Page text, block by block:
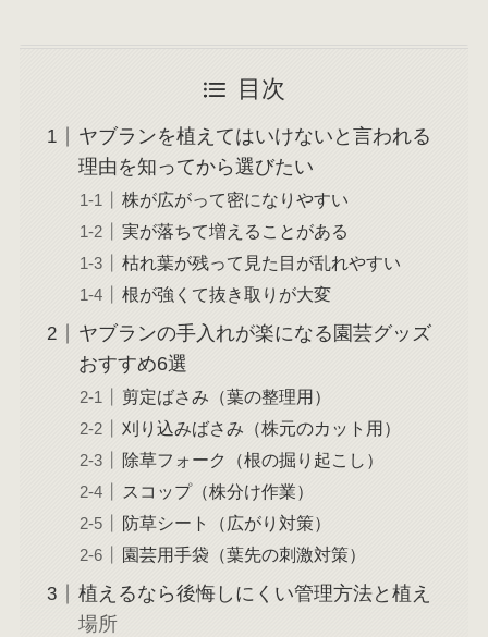
目次
ヤブランを植えてはいけないと言われる
理由を知ってから選びたい
株が広がって密になりやすい
実が落ちて増えることがある
枯れ葉が残って見た目が乱れやすい
根が強くて抜き取りが大変
ヤブランの手入れが楽になる園芸グッズ
おすすめ6選
剪定ばさみ（葉の整理用）
刈り込みばさみ（株元のカット用）
除草フォーク（根の掘り起こし）
スコップ（株分け作業）
防草シート（広がり対策）
園芸用手袋（葉先の刺激対策）
植えるなら後悔しにくい管理方法と植え
場所